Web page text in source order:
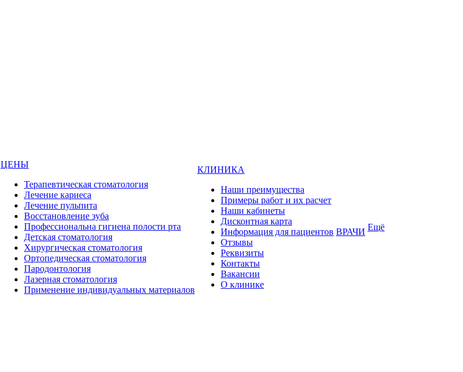
ЦЕНЫ
Терапевтическая стоматология
Лечение кариеса
Лечение пульпита
Восстановление зуба
Профессиональна гигиена полости рта
Детская стоматология
Хирургическая стоматология
Ортопедическая стоматология
Пародонтология
Лазерная стоматология
Применение индивидуальных материалов
КЛИНИКА
Наши преимущества
Примеры работ и их расчет
Наши кабинеты
Дисконтная карта
Информация для пациентов
Отзывы
Реквизиты
Контакты
Вакансии
О клинике
ВРАЧИ Ещё